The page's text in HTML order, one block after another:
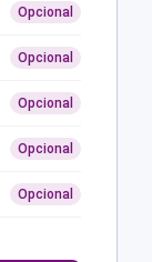
Opcional
Opcional
Opcional
Opcional
Opcional